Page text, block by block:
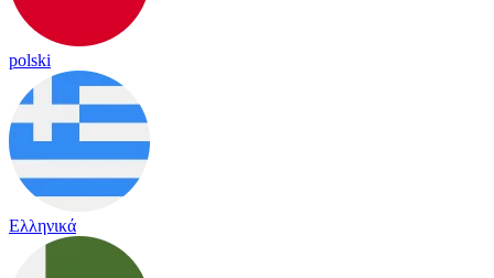
polski
Ελληνικά